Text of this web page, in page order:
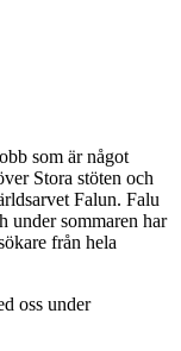
som är något
Stora stöten och
Falun. Falu
under sommaren har
från hela
oss under